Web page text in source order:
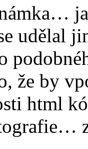
udělal
že by
html